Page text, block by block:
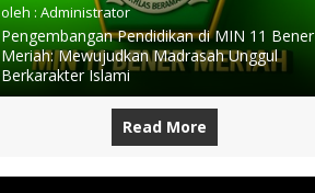
oleh : Administrator
Pengembangan Pendidikan di MIN 11 Bener
Meriah: Mewujudkan Madrasah Unggul
Berkarakter Islami
Read More